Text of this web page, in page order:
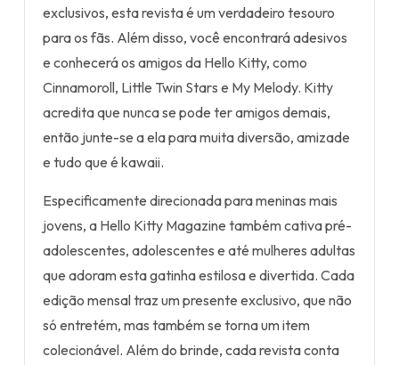
exclusivos, esta revista é um verdadeiro tesouro
para os fãs. Além disso, você encontrará adesivos
e conhecerá os amigos da Hello Kitty, como
Cinnamoroll, Little Twin Stars e My Melody. Kitty
acredita que nunca se pode ter amigos demais,
então junte-se a ela para muita diversão, amizade
e tudo que é kawaii.
Especificamente direcionada para meninas mais
jovens, a Hello Kitty Magazine também cativa pré-
adolescentes, adolescentes e até mulheres adultas
que adoram esta gatinha estilosa e divertida. Cada
edição mensal traz um presente exclusivo, que não
só entretém, mas também se torna um item
colecionável. Além do brinde, cada revista conta